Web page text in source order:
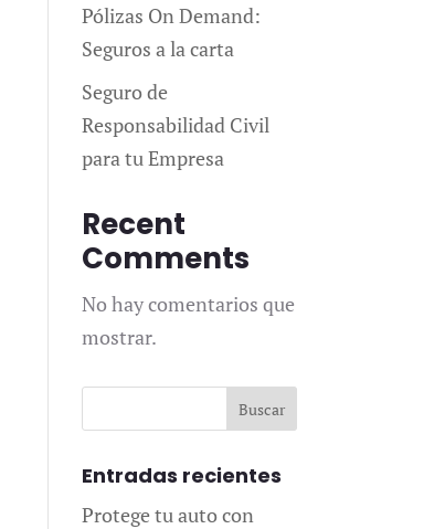
Pólizas On Demand:
Seguros a la carta
Seguro de
Responsabilidad Civil
para tu Empresa
Recent
Comments
No hay comentarios que
mostrar.
Entradas recientes
Protege tu auto con